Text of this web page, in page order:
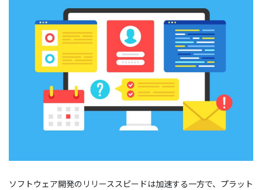
ソフトウェア開発のリリーススピードは加速する一方で、プラット